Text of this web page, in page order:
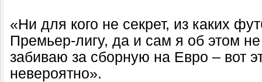
«Ни для кого не секрет, из каких
Премьер-лигу, да и сам я об этом
забиваю за сборную на Евро – вот
невероятно».